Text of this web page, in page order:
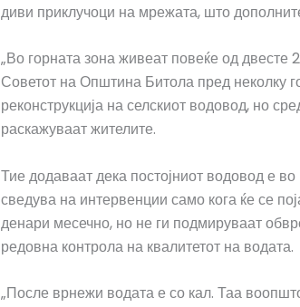
диви приклучоци на мрежата, што
„Во горната зона живеат повеќе од
Советот на Општина Битола пред неколку
реконструкција на селскиот водовод, но
раскажуваат жителите.
Тие додаваат дека постојниот водовод е
сведува на интервенции само кога ќе се
денари месечно, но не ги подмируваат
редовна контрола на квалитетот на водата.
„После врнежи водата е со кал. Таа